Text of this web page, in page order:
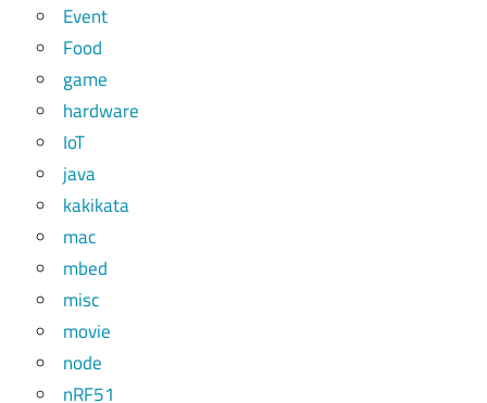
Event
Food
game
hardware
IoT
java
kakikata
mac
mbed
misc
movie
node
nRF51